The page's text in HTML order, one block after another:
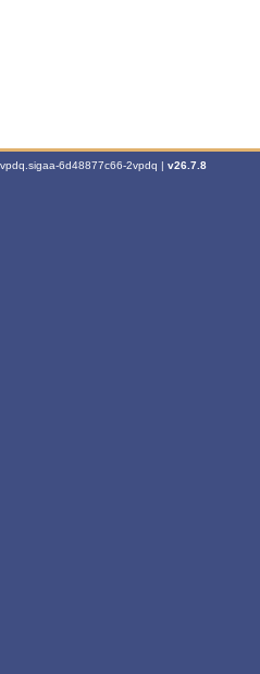
6d48877c66-2vpdq | v26.7.8